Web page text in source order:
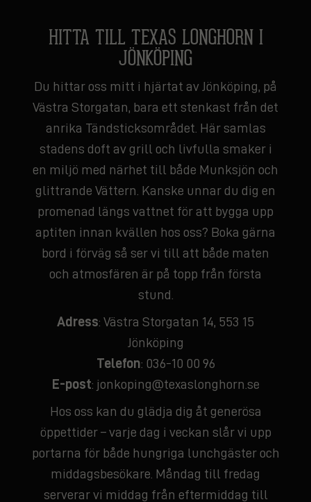
HITTA TILL TEXAS LONGHORN I
JÖNKÖPING
Du hittar oss mitt i hjärtat av Jönköping, på
Västra Storgatan, bara ett stenkast från det
anrika Tändsticksområdet. Här samlas
stadens doft av grill och livfulla smaker i
en miljö med närhet till både Munksjön och
glittrande Vättern. Kanske unnar du dig en
promenad längs vattnet för att bygga upp
aptiten innan kvällen hos oss? Boka gärna
bord i förväg så ser vi till att både maten
och atmosfären är på topp från första
stund.
Adress: Västra Storgatan 14, 553 15
Jönköping
Telefon: 036-10 00 96
E-post: jonkoping@texaslonghorn.se
Hos oss kan du glädja dig åt generösa
öppettider – varje dag i veckan slår vi upp
portarna för både hungriga lunchgäster och
middagsbesökare. Måndag till fredag
serverar vi middag från eftermiddag till